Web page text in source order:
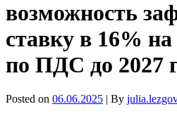
возможность
ставку в 16%
по ПДС до 2027
Posted on 06.06.2025 | By